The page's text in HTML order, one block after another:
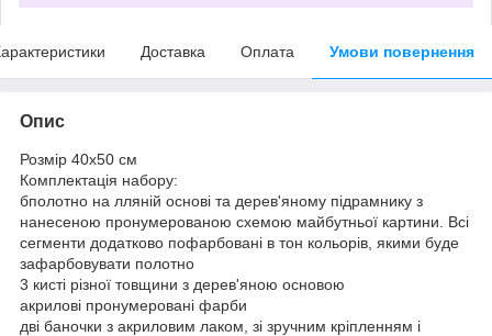
Доставка Оплата Умови повернення
Опис
Розмір 40x50 см
Комплектація набору:
бполотно на лляній основі та дерев'яному підрамнику з
нанесеною пронумерованою схемою майбутньої картини. Всі
сегменти додатково пофарбовані в тон кольорів, якими буде
зафарбовувати полотно
3 кисті різної товщини з дерев'яною основою
акрилові пронумеровані фарби
дві баночки з акриловим лаком, зі зручним кріпленням і